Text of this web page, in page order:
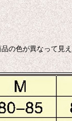
の色が異なって見